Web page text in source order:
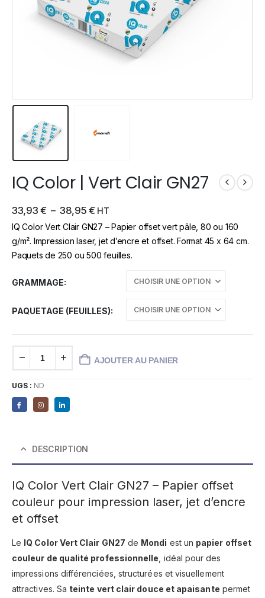
IQ Color | Vert Clair GN27
33,93 € – 38,95 € HT
IQ Color Vert Clair GN27 – Papier offset vert pâle, 80 ou 160
g/m². Impression laser, jet d’encre et offset. Format 45 x 64 cm.
Paquets de 250 ou 500 feuilles.
GRAMMAGE
PAQUETAGE (FEUILLES)
AJOUTER AU PANIER
UGS : ND
DESCRIPTION
IQ Color Vert Clair GN27 – Papier offset
couleur pour impression laser, jet d’encre
et offset
Le IQ Color Vert Clair GN27 de Mondi est un papier offset
couleur de qualité professionnelle , idéal pour des
impressions différenciées, structurées et visuellement
attractives. Sa teinte vert clair douce et apaisante permet